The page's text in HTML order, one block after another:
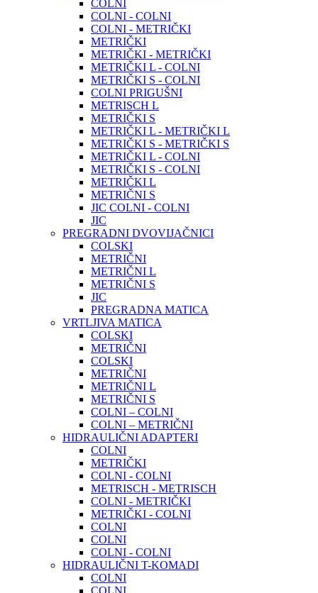
COLNI
COLNI - COLNI
COLNI - METRIČKI
METRIČKI
METRIČKI - METRIČKI
METRIČKI L - COLNI
METRIČKI S - COLNI
COLNI PRIGUŠNI
METRISCH L
METRIČKI S
METRIČKI L - METRIČKI L
METRIČKI S - METRIČKI S
METRIČKI L - COLNI
METRIČKI S - COLNI
METRIČKI L
METRIČNI S
JIC COLNI - COLNI
JIC
PREGRADNI DVOVIJAČNICI
COLSKI
METRIČNI
METRIČNI L
METRIČNI S
JIC
PREGRADNA MATICA
VRTLJIVA MATICA
COLSKI
METRIČNI
COLSKI
METRIČNI
METRIČNI L
METRIČNI S
COLNI – COLNI
COLNI – METRIČNI
HIDRAULIČNI ADAPTERI
COLNI
METRIČKI
COLNI - COLNI
METRISCH - METRISCH
COLNI - METRIČKI
METRIČKI - COLNI
COLNI
COLNI
COLNI - COLNI
HIDRAULIČNI T-KOMADI
COLNI
COLNI